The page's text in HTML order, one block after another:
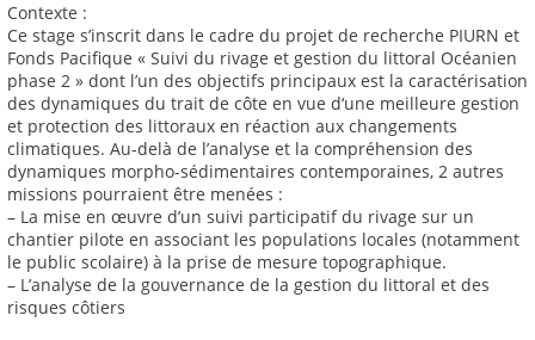
Contexte :
Ce stage s’inscrit dans le cadre du projet de recherche PIURN et
Fonds Pacifique « Suivi du rivage et gestion du littoral Océanien
phase 2 » dont l’un des objectifs principaux est la caractérisation
des dynamiques du trait de côte en vue d‘une meilleure gestion
et protection des littoraux en réaction aux changements
climatiques. Au-delà de l’analyse et la compréhension des
dynamiques morpho-sédimentaires contemporaines, 2 autres
missions pourraient être menées :
– La mise en œuvre d’un suivi participatif du rivage sur un
chantier pilote en associant les populations locales (notamment
le public scolaire) à la prise de mesure topographique.
– L’analyse de la gouvernance de la gestion du littoral et des
risques côtiers